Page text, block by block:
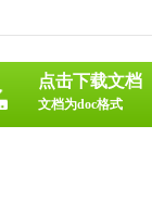
点击下载文档
文档为doc格式